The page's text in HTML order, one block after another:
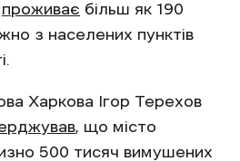
проживає більш як 190
з населених пунктів
Харкова Ігор Терехов
, що місто
500 тисяч вимушених